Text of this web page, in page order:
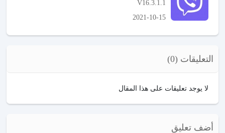
V16.3.1.1
2021-10-15
التعليقات (0)
لا يوجد تعليقات على هذا المقال
أضف تعليق